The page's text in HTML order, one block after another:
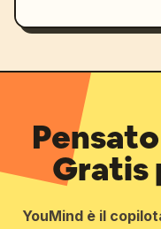
Gratis
YouMind è il